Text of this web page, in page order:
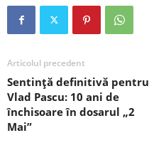
Articolul precedent
Sentință definitivă pentru
Vlad Pascu: 10 ani de
închisoare în dosarul „2
Mai”